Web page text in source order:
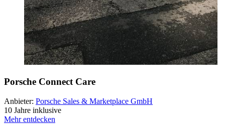
Porsche Connect Care
Anbieter: Porsche Sales & Marketplace GmbH
10 Jahre inklusive
Mehr entdecken